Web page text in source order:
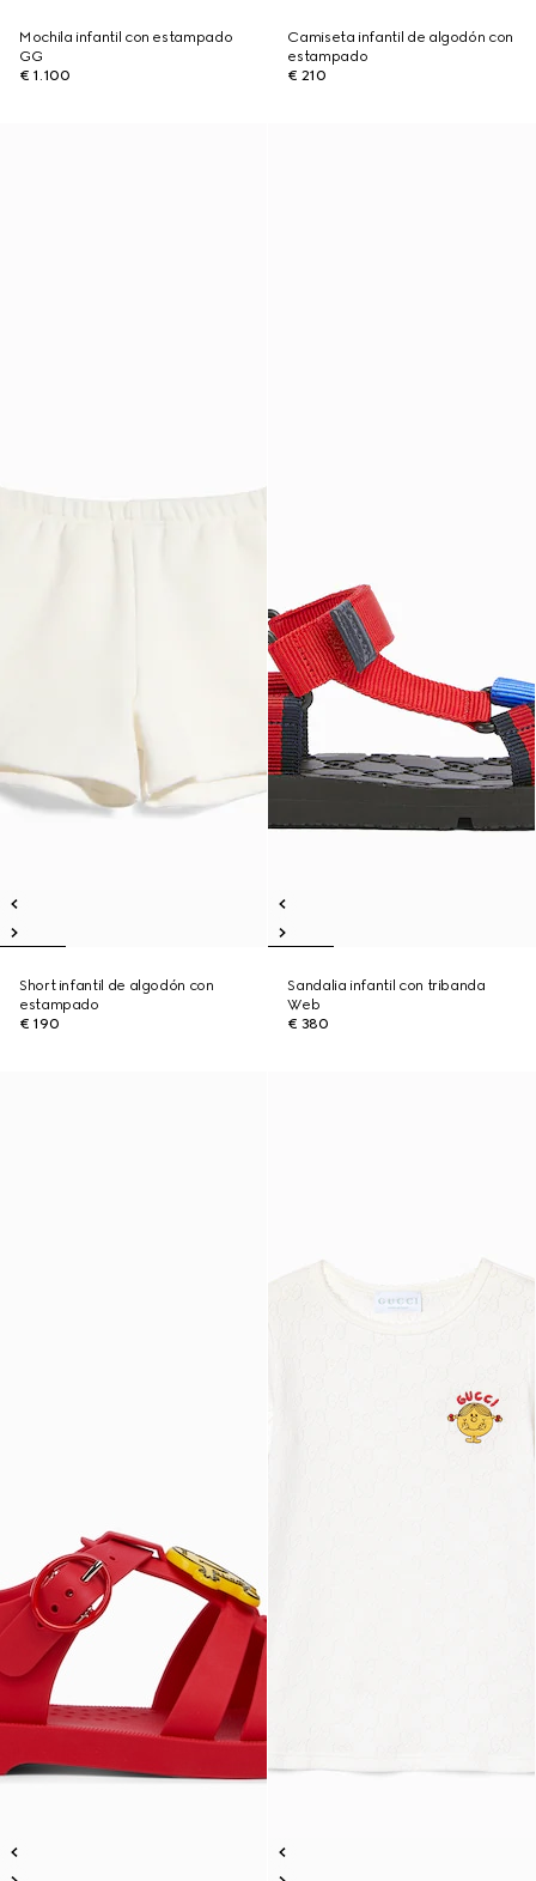
Mochila infantil con estampado
GG
€ 1.100
Camiseta infantil de algodón con
estampado
€ 210
Short infantil de algodón con
estampado
€ 190
Sandalia infantil con tribanda
Web
€ 380